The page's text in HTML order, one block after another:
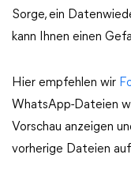
Sorge, ein
kann Ihnen einen
Hier empfehlen wir
WhatsApp-Dateien
Vorschau anzeigen
vorherige Dateien